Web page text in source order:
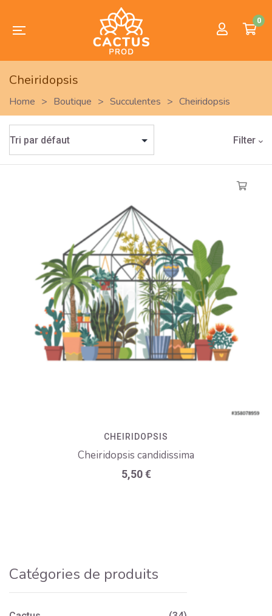
0
Cheiridopsis
Home > Boutique > Succulentes > Cheiridopsis
Filter
CHEIRIDOPSIS
Cheiridopsis candidissima
5,50€
Catégories de produits